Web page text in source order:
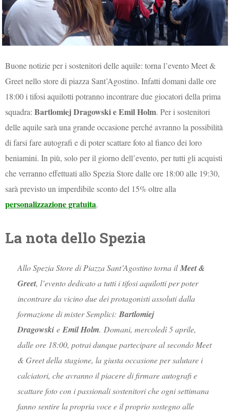
Buone notizie per i sostenitori delle aquile: torna l’evento Meet &
Greet nello store di piazza Sant’Agostino. Infatti domani dalle ore
18:00 i tifosi aquilotti potranno incontrare due giocatori della prima
squadra:Bartlomiej Dragowski e Emil Holm. Per i sostenitori
delle aquile sarà una grande occasione perché avranno la possibilità
di farsi fare autografi e di poter scattare foto al fianco dei loro
beniamini. In più, solo per il giorno dell’evento, per tutti gli acquisti
che verranno effettuati allo Spezia Store dalle ore 18:00 alle 19:30,
sarà previsto un imperdibile sconto del 15% oltre alla
personalizzazione gratuita.
La nota dello Spezia
Allo Spezia Store di Piazza Sant’Agostino torna ilMeet &
Greet, l’evento dedicato a tutti i tifosi aquilotti per poter
incontrare da vicino due dei protagonisti assoluti dalla
formazione di mister Semplici:Bartlomiej
Dragowski eEmil Holm. Domani, mercoledì 5 aprile,
dalle ore 18:00, potrai dunque partecipare al secondo Meet
& Greet della stagione, la giusta occasione per salutare i
calciatori, che avranno il piacere di firmare autografi e
scattare foto con i passionali sostenitori che ogni settimana
fanno sentire la propria voce e il proprio sostegno alle